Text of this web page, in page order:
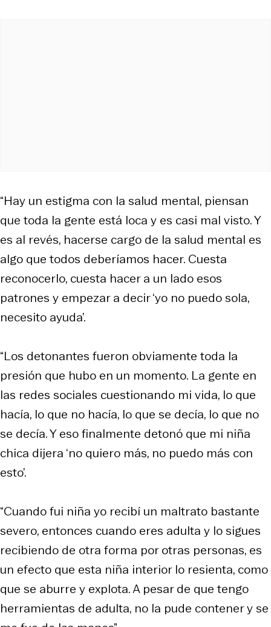
“Hay un estigma con la salud mental, piensan
que toda la gente está loca y es casi mal visto. Y
es al revés, hacerse cargo de la salud mental es
algo que todos deberíamos hacer. Cuesta
reconocerlo, cuesta hacer a un lado esos
patrones y empezar a decir ‘yo no puedo sola,
necesito ayuda’.
“Los detonantes fueron obviamente toda la
presión que hubo en un momento. La gente en
las redes sociales cuestionando mi vida, lo que
hacía, lo que no hacía, lo que se decía, lo que no
se decía. Y eso finalmente detonó que mi niña
chica dijera ‘no quiero más, no puedo más con
esto’.
“Cuando fui niña yo recibí un maltrato bastante
severo, entonces cuando eres adulta y lo sigues
recibiendo de otra forma por otras personas, es
un efecto que esta niña interior lo resienta, como
que se aburre y explota. A pesar de que tengo
herramientas de adulta, no la pude contener y se